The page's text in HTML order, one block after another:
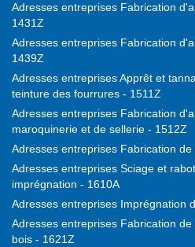
Adresses entreprises Fabrication
1431Z
Adresses entreprises Fabrication
1439Z
Adresses entreprises Apprêt et
teinture des fourrures - 1511Z
Adresses entreprises Fabrication
maroquinerie et de sellerie - 1512Z
Adresses entreprises Fabrication
Adresses entreprises Sciage et
imprégnation - 1610A
Adresses entreprises Imprégnation
Adresses entreprises Fabrication
bois - 1621Z